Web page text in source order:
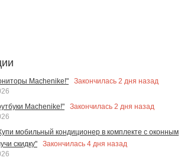
Machenike!" Закончилась 2 дня назад
Machenike!"
Закончилась 2 дня назад
мобильный кондиционер в комплекте с оконным
скидку"
Закончилась 4 дня назад